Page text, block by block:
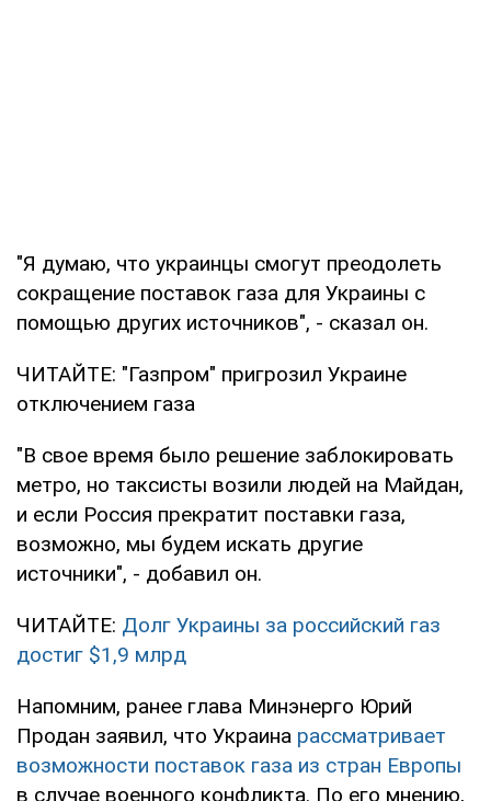
"Я думаю, что украинцы смогут преодолеть
сокращение поставок газа для Украины с
помощью других источников", - сказал он.
ЧИТАЙТЕ: "Газпром" пригрозил Украине
отключением газа
"В свое время было решение заблокировать
метро, но таксисты возили людей на Майдан,
и если Россия прекратит поставки газа,
возможно, мы будем искать другие
источники", - добавил он.
ЧИТАЙТЕ: Долг Украины за российский газ
достиг $1,9 млрд
Напомним, ранее глава Минэнерго Юрий
Продан заявил, что Украина рассматривает
возможности поставок газа из стран Европы
в случае военного конфликта. По его мнению,